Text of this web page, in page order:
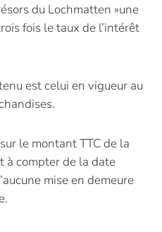
du Lochmatten »une
fois le taux de l’intérêt
est celui en vigueur au
le montant TTC de la
à compter de la date
mise en demeure